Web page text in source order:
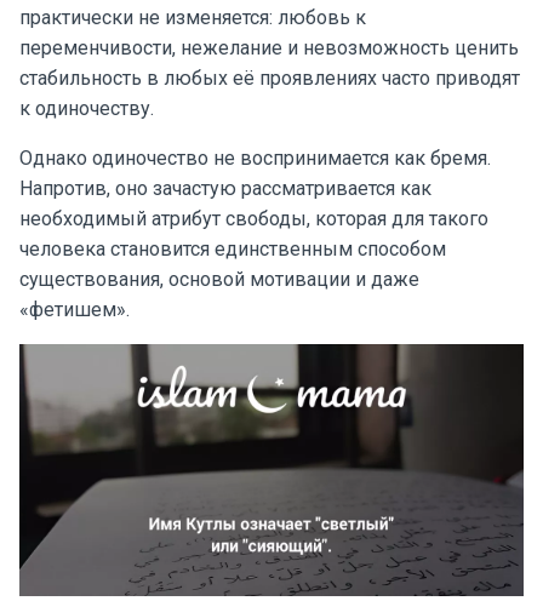
практически не изменяется: любовь к
переменчивости, нежелание и невозможность ценить
стабильность в любых её проявлениях часто приводят
к одиночеству.
Однако одиночество не воспринимается как бремя.
Напротив, оно зачастую рассматривается как
необходимый атрибут свободы, которая для такого
человека становится единственным способом
существования, основой мотивации и даже
«фетишем».